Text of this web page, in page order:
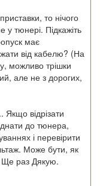
то нічого
у тюнері. Підкажіть
має
від кабелю? (На
можливо трішки
але не з дорогих,
відрізати
до тюнера,
і перевірити
Може бути, як
Ще раз Дякую.